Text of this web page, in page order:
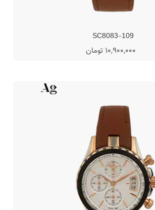
SC8083-109
10,900,000 تومان